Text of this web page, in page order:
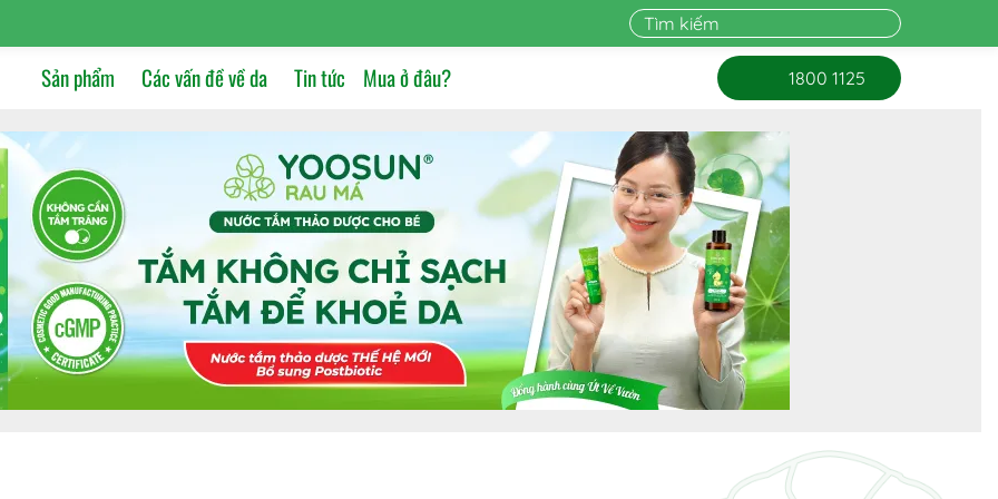
Sản phẩm Các vấn đề về da Tin tức Mua ở đâu? 1800 1125